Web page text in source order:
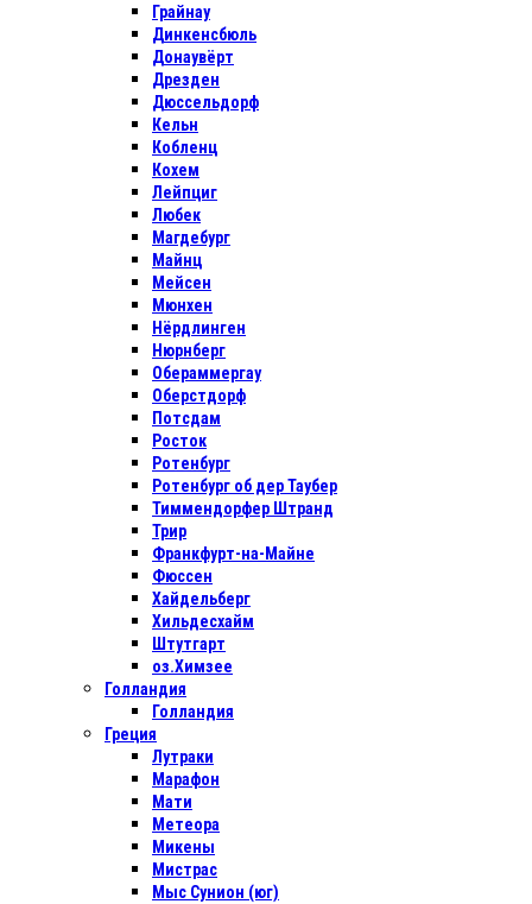
Грайнау
Динкенсбюль
Донаувёрт
Дрезден
Дюссельдорф
Кельн
Кобленц
Кохем
Лейпциг
Любек
Магдебург
Майнц
Мейсен
Мюнхен
Нёрдлинген
Нюрнберг
Обераммергау
Оберстдорф
Потсдам
Росток
Ротенбург
Ротенбург об дер Таубер
Тиммендорфер Штранд
Трир
Франкфурт-на-Майне
Фюссен
Хайдельберг
Хильдесхайм
Штутгарт
оз.Химзее
Голландия
Голландия
Греция
Лутраки
Марафон
Мати
Метеора
Микены
Мистрас
Мыс Сунион (юг)